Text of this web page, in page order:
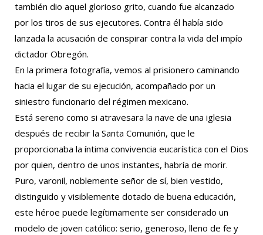
también dio aquel glorioso grito, cuando fue alcanzado
por los tiros de sus ejecutores. Contra él había sido
lanzada la acusación de conspirar contra la vida del impío
dictador Obregón.
En la primera fotografía, vemos al prisionero caminando
hacia el lugar de su ejecución, acompañado por un
siniestro funcionario del régimen mexicano.
Está sereno como si atravesara la nave de una iglesia
después de recibir la Santa Comunión, que le
proporcionaba la íntima convivencia eucarística con el Dios
por quien, dentro de unos instantes, habría de morir.
Puro, varonil, noblemente señor de sí, bien vestido,
distinguido y visiblemente dotado de buena educación,
este héroe puede legítimamente ser considerado un
modelo de joven católico: serio, generoso, lleno de fe y